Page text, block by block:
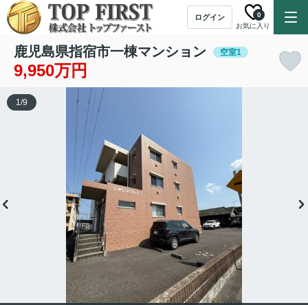
ログイン
お気に入り
0
鹿児島県指宿市一棟マンション 空室1
9,950万円
1/9